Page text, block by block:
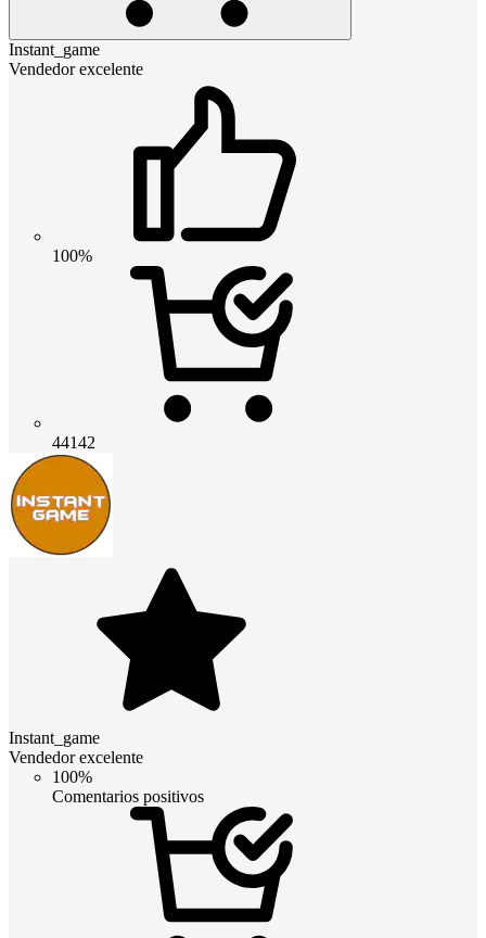
Instant_game
Vendedor excelente
100%
44142
Instant_game
Vendedor excelente
100%
Comentarios positivos